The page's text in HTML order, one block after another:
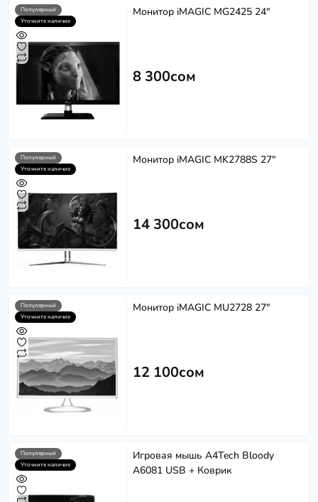
Популярный
Уточните наличие
Монитор iMAGIC MG2425 24"
8 300сом
Популярный
Уточните наличие
Монитор iMAGIC MK2788S 27"
14 300сом
Популярный
Уточните наличие
Монитор iMAGIC MU2728 27"
12 100сом
Популярный
Уточните наличие
Игровая мышь A4Tech Bloody
A6081 USB + Коврик